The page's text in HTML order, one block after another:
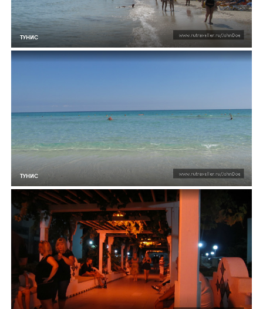
ТУНИС
ТУНИС